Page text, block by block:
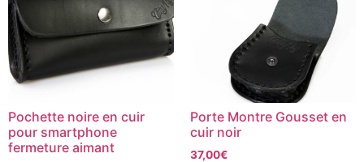
Pochette noire en cuir
pour smartphone
fermeture aimant
Porte Montre Gousset en
cuir noir
37,00€